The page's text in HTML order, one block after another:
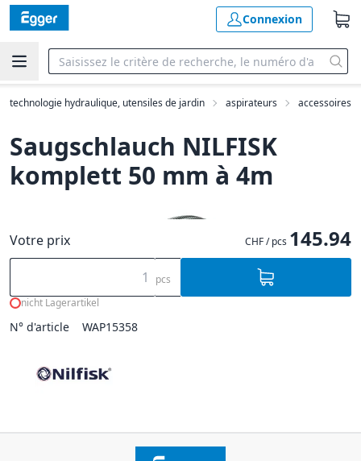
Connexion
technologie hydraulique, utensiles de jardin aspirateurs accessoires
Saugschlauch NILFISK
komplett 50 mm à 4m
Votre prix CHF / pcs 145.94
pcs
nicht Lagerartikel
N° d'article WAP15358